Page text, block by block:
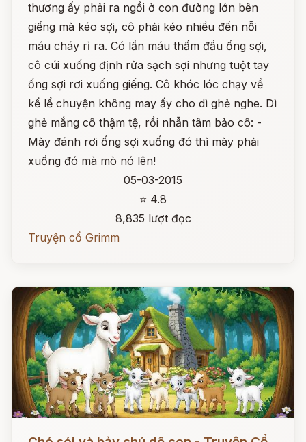
thương ấy phải ra ngồi ở con đường lớn bên
giếng mà kéo sợi, cô phải kéo nhiều đến nỗi
máu cháy rỉ ra. Có lần máu thấm đầu ống sợi,
cô cúi xuống định rửa sạch sợi nhưng tuột tay
ống sợi rơi xuống giếng. Cô khóc lóc chạy về
kể lể chuyện không may ấy cho dì ghẻ nghe. Dì
ghẻ mắng cô thậm tệ, rồi nhẫn tâm bảo cô: -
Mày đánh rơi ống sợi xuống đó thì mày phải
xuống đó mà mò nó lên!
05-03-2015
⭐ 4.8
8,835 lượt đọc
Truyện cổ Grimm